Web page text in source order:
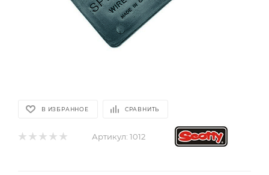
В ИЗБРАННОЕ СРАВНИТЬ
Артикул: 1012